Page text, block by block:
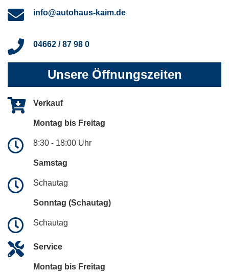
info@autohaus-kaim.de
04662 / 87 98 0
Unsere Öffnungszeiten
Verkauf
Montag bis Freitag
8:30 - 18:00 Uhr
Samstag
Schautag
Sonntag (Schautag)
Schautag
Service
Montag bis Freitag